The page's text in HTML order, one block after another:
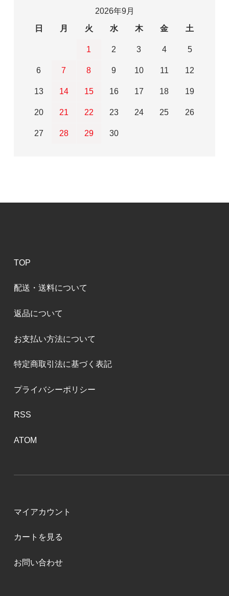
2026年9月
日
月 火 水 木 金 土
1 2 3 4 5
6 7 8 9 10 11 12
13 14 15 16 17 18 19
20 21 22 23 24 25 26
27 28 29 30
TOP
配送・送料について
返品について
お支払い方法について
特定商取引法に基づく表記
プライバシーポリシー
RSS
ATOM
マイアカウント
カートを見る
お問い合わせ